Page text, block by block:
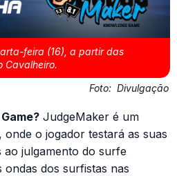
feira (16), a partir das
Cavalheiro.
Foto: Divulgação
JudgeMaker é um
onde o jogador testará as suas
ao julgamento do surfe
dos surfistas nas